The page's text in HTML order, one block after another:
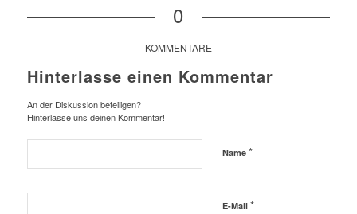
0
KOMMENTARE
Hinterlasse einen Kommentar
An der Diskussion beteiligen?
Hinterlasse uns deinen Kommentar!
Name *
E-Mail *